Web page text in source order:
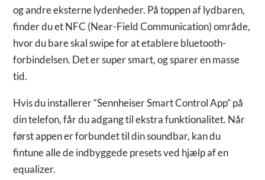
og andre eksterne lydenheder. På toppen af lydbaren,
finder du et NFC (Near-Field Communication) område,
hvor du bare skal swipe for at etablere bluetooth-
forbindelsen. Det er super smart, og sparer en masse
tid.
Hvis du installerer “Sennheiser Smart Control App” på
din telefon, får du adgang til ekstra funktionalitet. Når
først appen er forbundet til din soundbar, kan du
fintune alle de indbyggede presets ved hjælp af en
equalizer.